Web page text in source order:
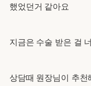
했었던거 같아요
지금은 수술 받은 걸
상담때 원장님이 추천